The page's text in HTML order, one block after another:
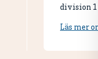
division 1
Läs mer